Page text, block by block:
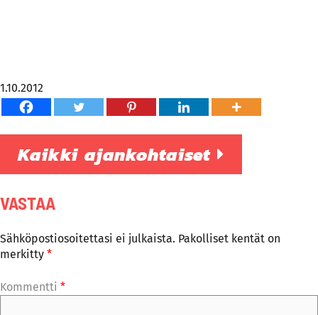
1.10.2012
Kaikki ajankohtaiset
VASTAA
Sähköpostiosoitettasi ei julkaista. Pakolliset kentät on
merkitty *
Kommentti *